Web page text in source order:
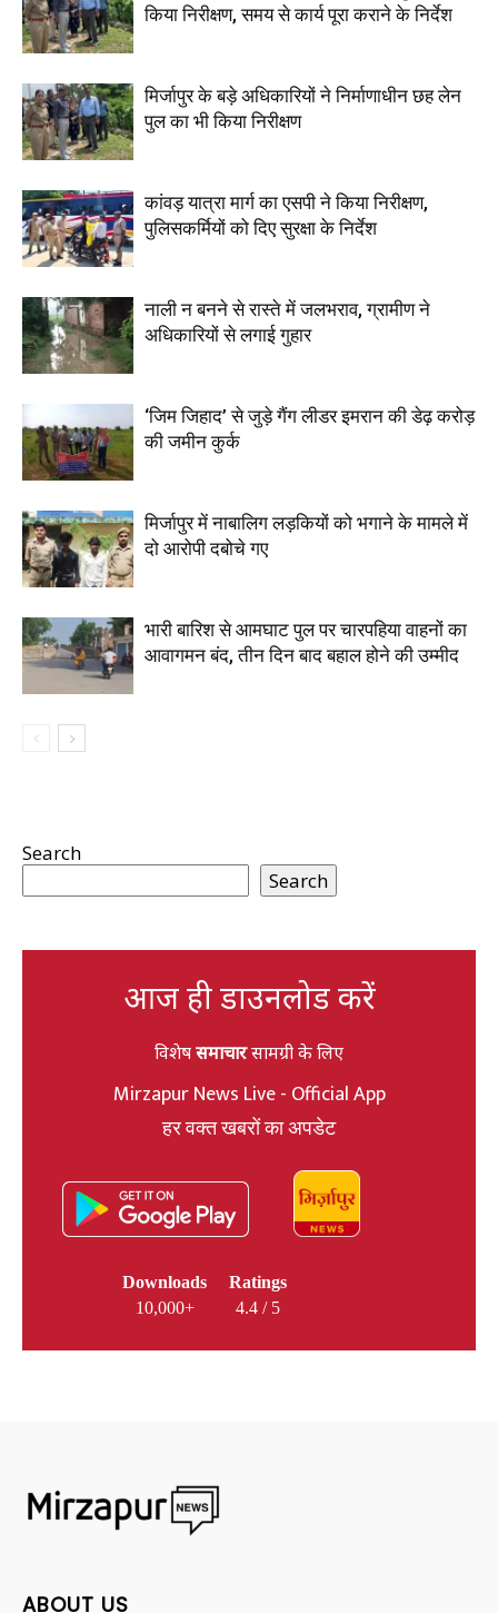
किया निरीक्षण, समय से कार्य पूरा कराने के निर्देश
मिर्जापुर के बड़े अधिकारियों ने निर्माणाधीन छह लेन
पुल का भी किया निरीक्षण
कांवड़ यात्रा मार्ग का एसपी ने किया निरीक्षण,
पुलिसकर्मियों को दिए सुरक्षा के निर्देश
नाली न बनने से रास्ते में जलभराव, ग्रामीण ने
अधिकारियों से लगाई गुहार
‘जिम जिहाद’ से जुड़े गैंग लीडर इमरान की डेढ़ करोड़
की जमीन कुर्क
मिर्जापुर में नाबालिग लड़कियों को भगाने के मामले में
दो आरोपी दबोचे गए
भारी बारिश से आमघाट पुल पर चारपहिया वाहनों का
आवागमन बंद, तीन दिन बाद बहाल होने की उम्मीद
Search
Search
आज ही डाउनलोड करें
विशेषसमाचारसामग्री के लिए
Mirzapur News Live - Official App
हर वक्त खबरों का अपडेट
Downloads
10,000+
Ratings
4.4 / 5
ABOUT US